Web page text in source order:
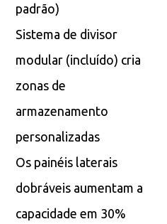
padrão)
Sistema de divisor
modular (incluído) cria
zonas de
armazenamento
personalizadas
Os painéis laterais
dobráveis ​​aumentam a
capacidade em 30%